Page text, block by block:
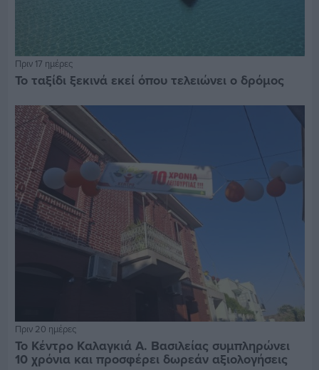
Πριν 17 ημέρες
Το ταξίδι ξεκινά εκεί όπου τελειώνει ο δρόμος
Πριν 20 ημέρες
Το Κέντρο Καλαγκιά Α. Βασιλείας συμπληρώνει
10 χρόνια και προσφέρει δωρεάν αξιολογήσεις